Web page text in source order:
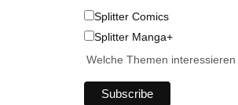
Splitter Comics
Splitter Manga+
Welche Themen